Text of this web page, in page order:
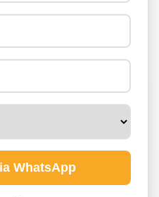
WhatsApp